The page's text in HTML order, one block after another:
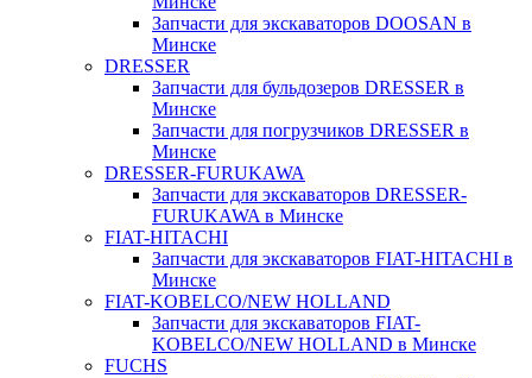
Запчасти для экскаваторов DOOSAN в
Минске
DRESSER
Запчасти для бульдозеров DRESSER в
Минске
Запчасти для погрузчиков DRESSER в
Минске
DRESSER-FURUKAWA
Запчасти для экскаваторов DRESSER-
FURUKAWA в Минске
FIAT-HITACHI
Запчасти для экскаваторов FIAT-HITACHI в
Минске
FIAT-KOBELCO/NEW HOLLAND
Запчасти для экскаваторов FIAT-
KOBELCO/NEW HOLLAND в Минске
FUCHS